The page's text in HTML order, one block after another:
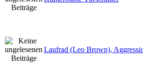
Laufrad (Leo Brown),